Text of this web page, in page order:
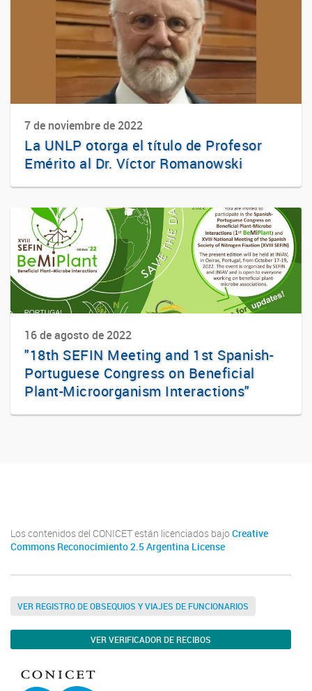
7 de noviembre de 2022
La UNLP otorga el título de Profesor
Emérito al Dr. Víctor Romanowski
16 de agosto de 2022
"18th SEFIN Meeting and 1st Spanish-
Portuguese Congress on Beneficial
Plant-Microorganism Interactions"
Los contenidos del CONICET están licenciados bajo Creative
Commons Reconocimiento 2.5 Argentina License
VER REGISTRO DE OBSEQUIOS Y VIAJES DE FUNCIONARIOS
VER VERIFICADOR DE RECIBOS